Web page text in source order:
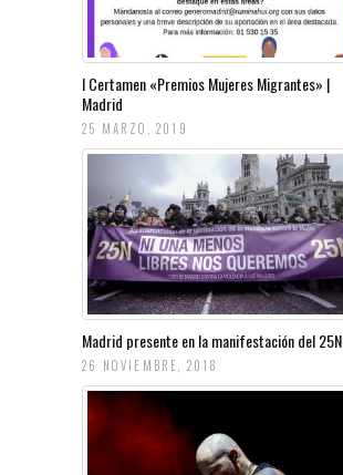
I Certamen «Premios Mujeres Migrantes» |
Madrid
25 MARZO, 2019
Madrid presente en la manifestación del 25N
26 NOVIEMBRE, 2018